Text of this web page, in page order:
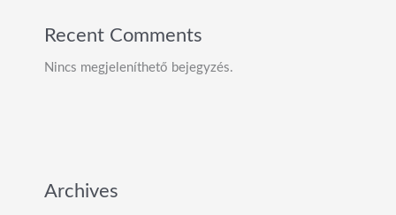
Recent Comments
Nincs megjeleníthető bejegyzés.
Archives